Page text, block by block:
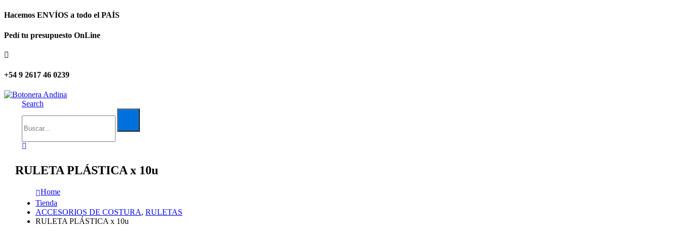
Hacemos ENVÍOS a todo el PAÍS
Pedí tu presupuesto OnLine
+54 9 2617 46 0239
Search
RULETA PLÁSTICA x 10u
Home
Tienda
ACCESORIOS DE COSTURA, RULETAS
RULETA PLÁSTICA x 10u